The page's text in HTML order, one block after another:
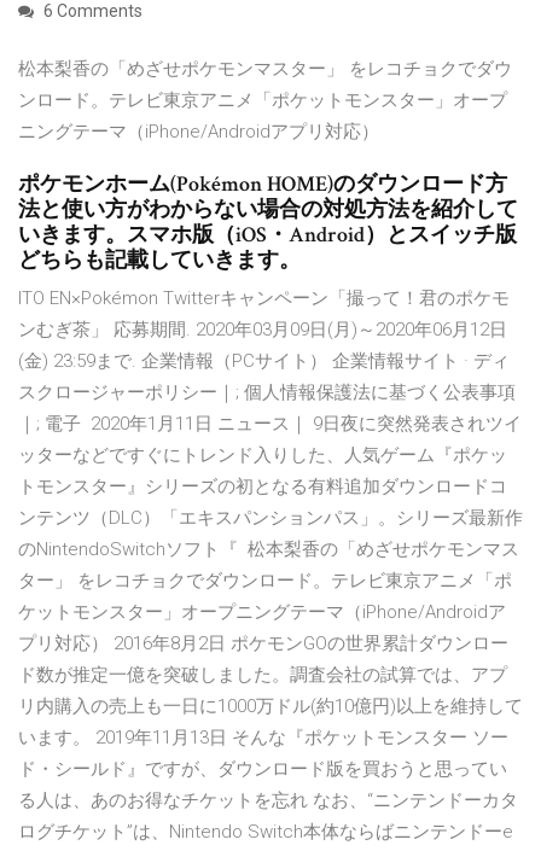
6 Comments
松本梨香の「めざせポケモンマスター」 をレコチョクでダウ
ンロード。テレビ東京アニメ「ポケットモンスター」オープ
ニングテーマ（iPhone/Androidアプリ対応）
ポケモンホーム(Pokémon HOME)のダウンロード方
法と使い方がわからない場合の対処方法を紹介して
いきます。スマホ版（iOS・Android）とスイッチ版
どちらも記載していきます。
ITO EN×Pokémon Twitterキャンペーン「撮って！君のポケモ
ンむぎ茶」 応募期間. 2020年03月09日(月)～2020年06月12日
(金) 23:59まで. 企業情報（PCサイト） 企業情報サイト · ディ
スクロージャーポリシー｜; 個人情報保護法に基づく公表事項
｜; 電子 2020年1月11日 ニュース｜ 9日夜に突然発表されツイ
ッターなどですぐにトレンド入りした、人気ゲーム『ポケッ
トモンスター』シリーズの初となる有料追加ダウンロードコ
ンテンツ（DLC）「エキスパンションパス」。シリーズ最新作
のNintendoSwitchソフト『 松本梨香の「めざせポケモンマス
ター」 をレコチョクでダウンロード。テレビ東京アニメ「ポ
ケットモンスター」オープニングテーマ（iPhone/Androidア
プリ対応） 2016年8月2日 ポケモンGOの世界累計ダウンロー
ド数が推定一億を突破しました。調査会社の試算では、アプ
リ内購入の売上も一日に1000万ドル(約10億円)以上を維持して
います。 2019年11月13日 そんな『ポケットモンスター ソー
ド・シールド』ですが、ダウンロード版を買おうと思ってい
る人は、あのお得なチケットを忘れ なお、“ニンテンドーカタ
ログチケット”は、Nintendo Switch本体ならばニンテンドーe